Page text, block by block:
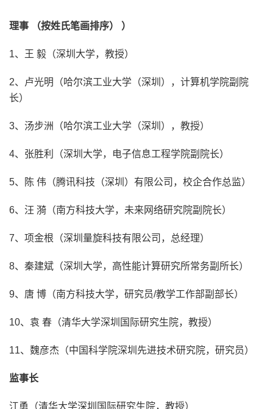
理事 （按姓氏笔画排序） ）
1、王 毅（深圳大学，教授）
2、卢光明（哈尔滨工业大学（深圳），计算机学院副院
长）
3、汤步洲（哈尔滨工业大学（深圳），教授）
4、张胜利（深圳大学，电子信息工程学院副院长）
5、陈 伟（腾讯科技（深圳）有限公司，校企合作总监）
6、汪 漪（南方科技大学，未来网络研究院副院长）
7、项金根（深圳量旋科技有限公司，总经理）
8、秦建斌（深圳大学，高性能计算研究所常务副所长）
9、唐 博（南方科技大学，研究员/教学工作部副部长）
10、袁 春（清华大学深圳国际研究生院，教授）
11、魏彦杰（中国科学院深圳先进技术研究院，研究员）
监事长
江勇（清华大学深圳国际研究生院，教授）